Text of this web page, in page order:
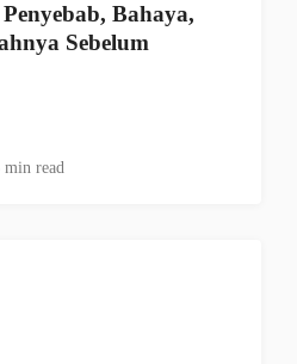
Bahaya,
Sebelum
min read